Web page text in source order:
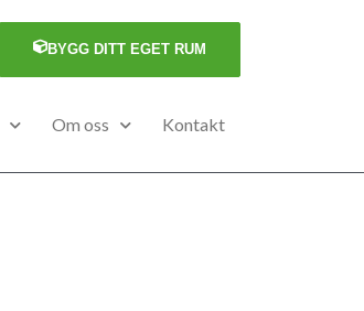
BYGG DITT EGET RUM
Om oss Kontakt